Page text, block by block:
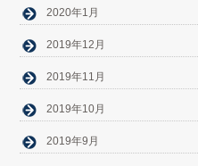
2020年1月
2019年12月
2019年11月
2019年10月
2019年9月